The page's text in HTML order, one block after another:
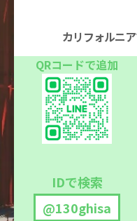
カリフォルニ
QRコードで追加
IDで検索
@130ghisa